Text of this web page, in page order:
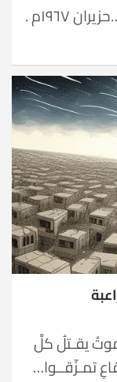
الجو العام للنص : ( في ذكرى نكسة…حزيران ١٩٦٧م .
يقـتلُ كلَّ
تمـزّقــوا…